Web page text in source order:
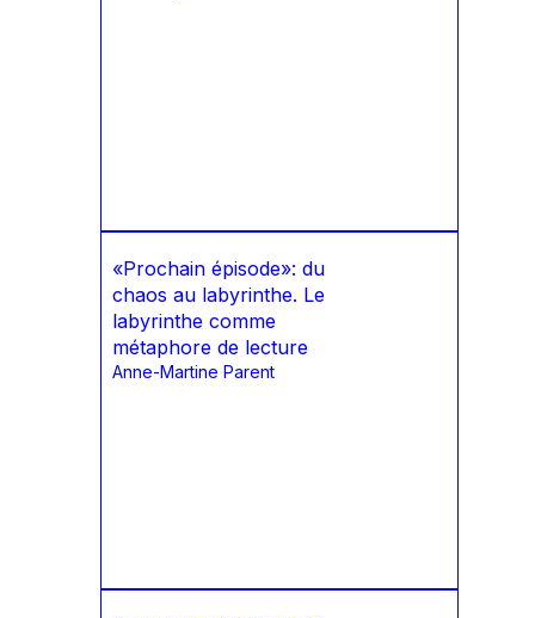
«Prochain épisode»: du
chaos au labyrinthe. Le
labyrinthe comme
métaphore de lecture
Anne-Martine Parent